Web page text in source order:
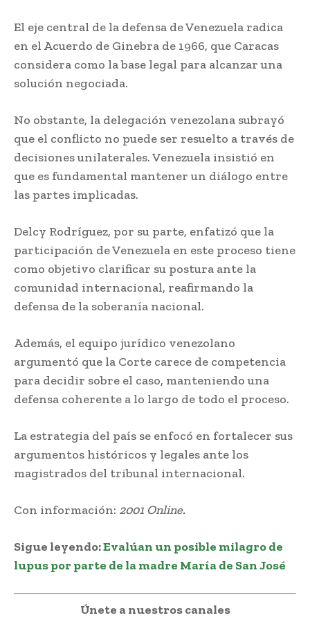
El eje central de la defensa de Venezuela radica
en el Acuerdo de Ginebra de 1966, que Caracas
considera como la base legal para alcanzar una
solución negociada.
No obstante, la delegación venezolana subrayó
que el conflicto no puede ser resuelto a través de
decisiones unilaterales. Venezuela insistió en
que es fundamental mantener un diálogo entre
las partes implicadas.
Delcy Rodríguez, por su parte, enfatizó que la
participación de Venezuela en este proceso tiene
como objetivo clarificar su postura ante la
comunidad internacional, reafirmando la
defensa de la soberanía nacional.
Además, el equipo jurídico venezolano
argumentó que la Corte carece de competencia
para decidir sobre el caso, manteniendo una
defensa coherente a lo largo de todo el proceso.
La estrategia del país se enfocó en fortalecer sus
argumentos históricos y legales ante los
magistrados del tribunal internacional.
Con información: 2001 Online.
Sigue leyendo:Evalúan un posible milagro de
lupus por parte de la madre María de San José
Únete a nuestros canales